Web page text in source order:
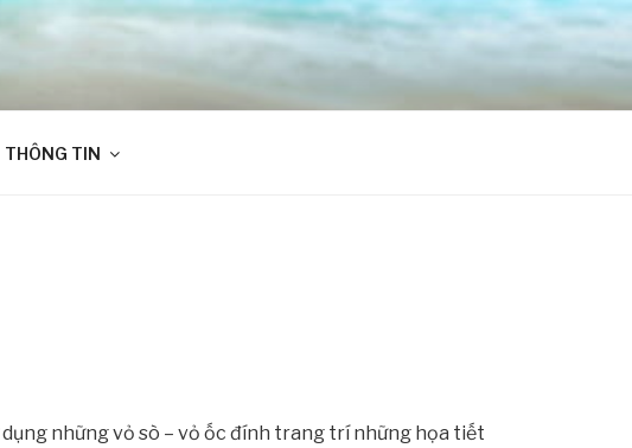
THÔNG TIN
những vỏ sò – vỏ ốc đính trang trí những họa tiết